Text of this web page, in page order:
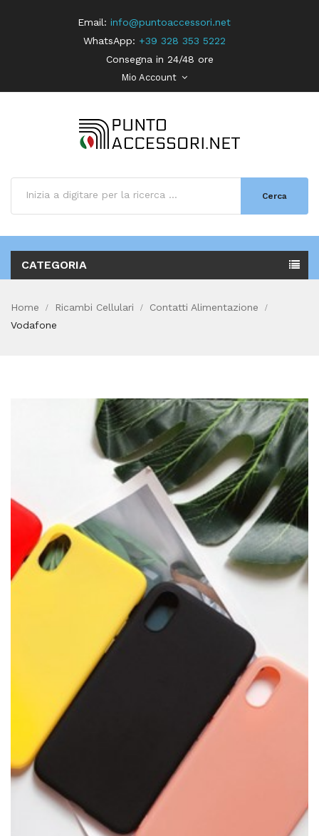
Email: info@puntoaccessori.net
WhatsApp: +39 328 353 5222
Consegna in 24/48 ore
Mio Account
Cerca
CATEGORIA
Home Ricambi Cellulari
Contatti Alimentazione
Vodafone